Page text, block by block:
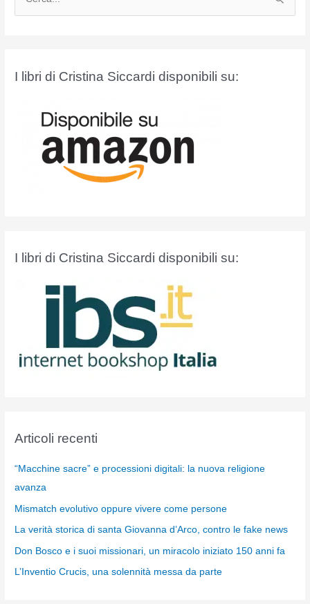
I libri di Cristina Siccardi disponibili su:
I libri di Cristina Siccardi disponibili su:
Articoli recenti
“Macchine sacre” e processioni digitali: la nuova religione
avanza
Mismatch evolutivo oppure vivere come persone
La verità storica di santa Giovanna d’Arco, contro le fake news
Don Bosco e i suoi missionari, un miracolo iniziato 150 anni fa
L’Inventio Crucis, una solennità messa da parte